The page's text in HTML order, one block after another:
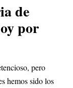
de
por
pero
hemos sido los